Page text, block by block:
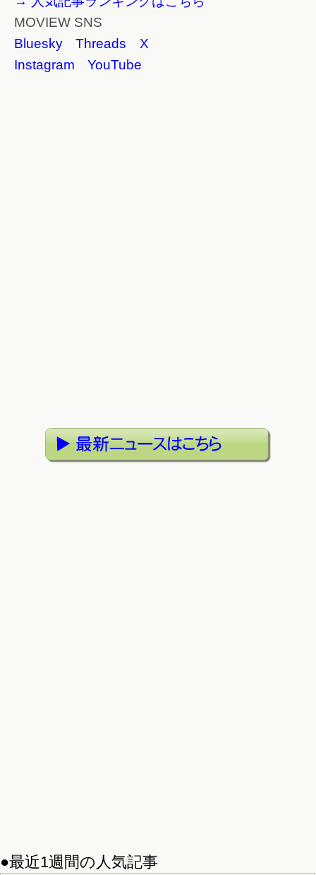
MOVIEW SNS
Bluesky
Threads
X
Instagram
YouTube
●最近1週間の人気記事